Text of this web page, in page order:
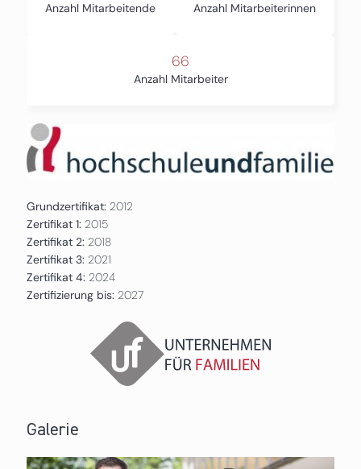
Anzahl Mitarbeitende Anzahl Mitarbeiterinnen
66
Anzahl Mitarbeiter
Grundzertifikat: 2012
Zertifikat 1: 2015
Zertifikat 2: 2018
Zertifikat 3: 2021
Zertifikat 4: 2024
Zertifizierung bis: 2027
Galerie